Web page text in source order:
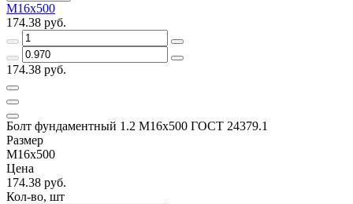
М16х500
174.38 руб.
174.38 руб.
Болт фундаментный 1.2 М16х500 ГОСТ 24379.1
Размер
М16х500
Цена
174.38 руб.
Кол-во, шт